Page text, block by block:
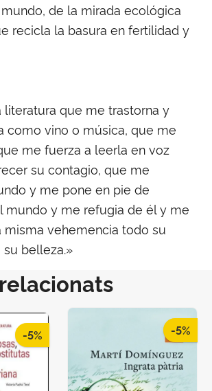
de la mirada ecológica
recicla la basura en fertilidad y
literatura que me trastorna y
como vino o música, que me
me fuerza a leerla en voz
su contagio, que me
y me pone en pie de
mundo y me refugia de él y me
misma vehemencia todo su
belleza.»
-5% -5%